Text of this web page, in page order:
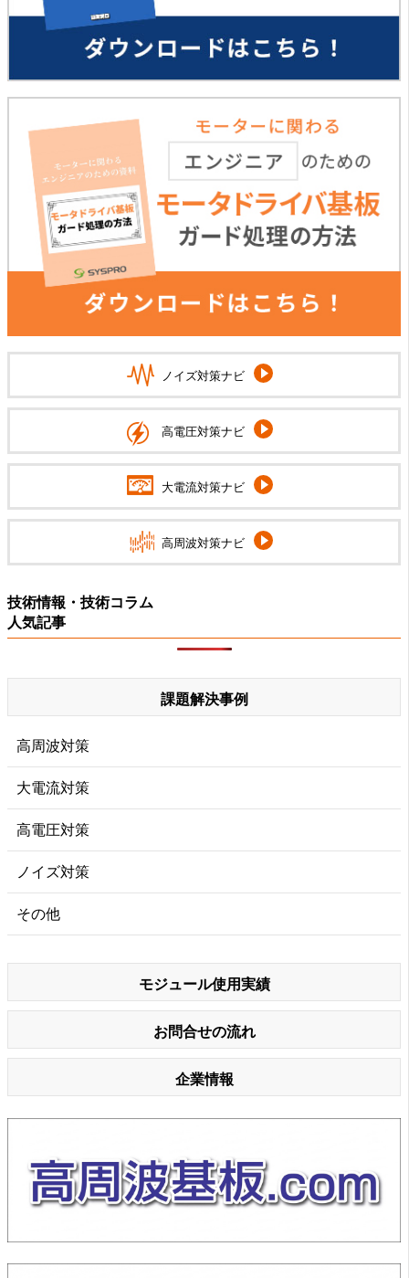
ノイズ対策ナビ
高電圧対策ナビ
大電流対策ナビ
高周波対策ナビ
技術情報・技術コラム
人気記事
課題解決事例
高周波対策
大電流対策
高電圧対策
ノイズ対策
その他
モジュール使用実績
お問合せの流れ
企業情報